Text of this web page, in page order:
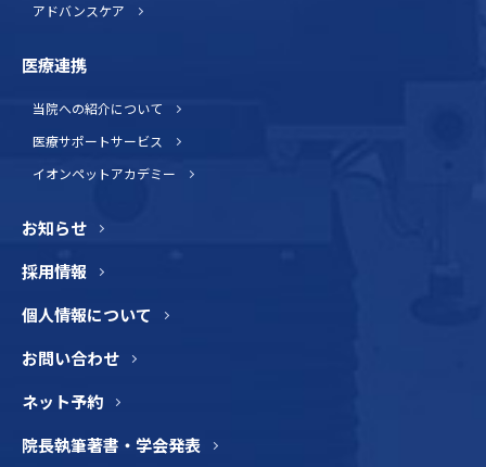
アドバンスケア
医療連携
当院への紹介について
医療サポートサービス
イオンペットアカデミー
お知らせ
採用情報
個人情報について
お問い合わせ
ネット予約
院長執筆著書・学会発表